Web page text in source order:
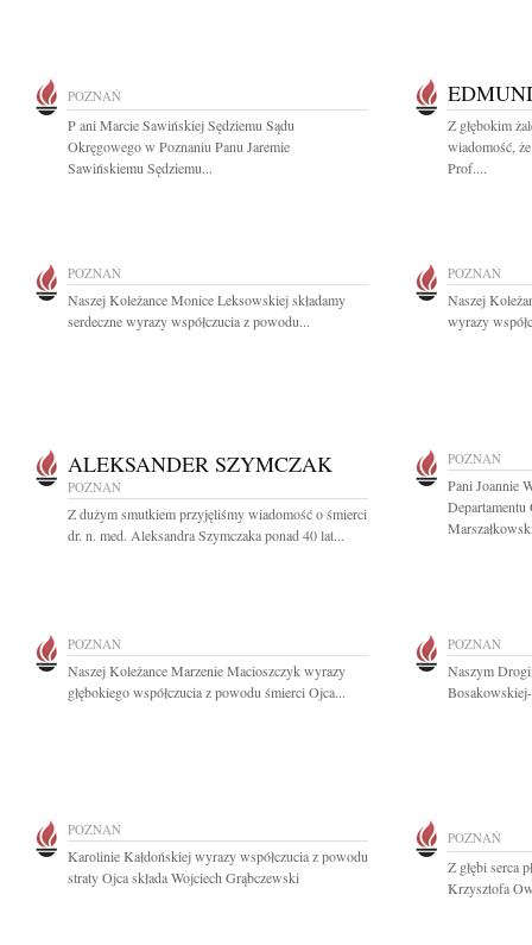
POZNAŃ
P ani Marcie Sawińskiej Sędziemu Sądu
Okręgowego w Poznaniu Panu Jaremie
Sawińskiemu Sędziemu...
Z głębokim
wiadomość,
Prof....
POZNAŃ
Naszej Koleżance Monice Leksowskiej składamy
serdeczne wyrazy współczucia z powodu...
POZNAŃ
Naszej
wyrazy
ALEKSANDER SZYMCZAK
POZNAŃ
Z dużym smutkiem przyjęliśmy wiadomość o śmierci
dr. n. med. Aleksandra Szymczaka ponad 40 lat...
POZNAŃ
Pani Joannie
POZNAŃ
Naszej Koleżance Marzenie Macioszczyk wyrazy
głębokiego współczucia z powodu śmierci Ojca...
POZNAŃ
Naszym
POZNAŃ
Karolinie Kałdońskiej wyrazy współczucia z powodu
straty Ojca składa Wojciech Grąbczewski
POZNAŃ
Z głębi serca
Krzysztofa